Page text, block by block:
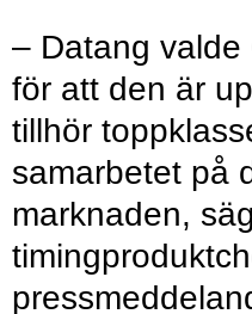
– Datang
för att den är
tillhör
samarbetet på
marknaden,